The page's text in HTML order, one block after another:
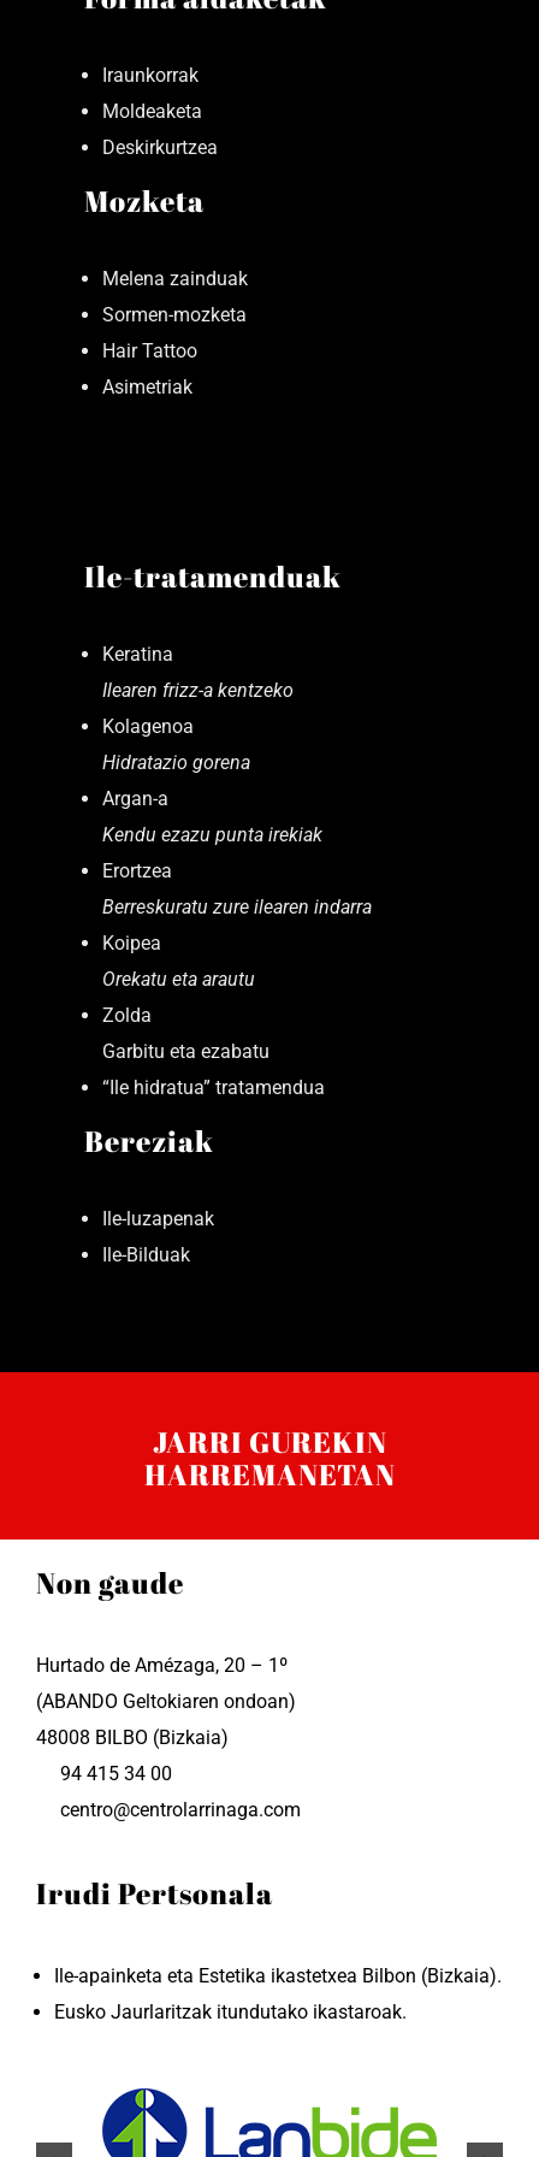
Iraunkorrak
Moldeaketa
Deskirkurtzea
Mozketa
Melena zainduak
Sormen-mozketa
Hair Tattoo
Asimetriak
Ile-tratamenduak
Keratina
Ilearen frizz-a kentzeko
Kolagenoa
Hidratazio gorena
Argan-a
Kendu ezazu punta irekiak
Erortzea
Berreskuratu zure ilearen indarra
Koipea
Orekatu eta arautu
Zolda
Garbitu eta ezabatu
“Ile hidratua” tratamendua
Bereziak
Ile-luzapenak
Ile-Bilduak
JARRI GUREKIN
HARREMANETAN
Non gaude
Hurtado de Amézaga, 20 – 1º
(ABANDO Geltokiaren ondoan)
48008 BILBO (Bizkaia)
94 415 34 00
centro@centrolarrinaga.com
Irudi Pertsonala
Ile-apainketa eta Estetika ikastetxea Bilbon (Bizkaia).
Eusko Jaurlaritzak itundutako ikastaroak.